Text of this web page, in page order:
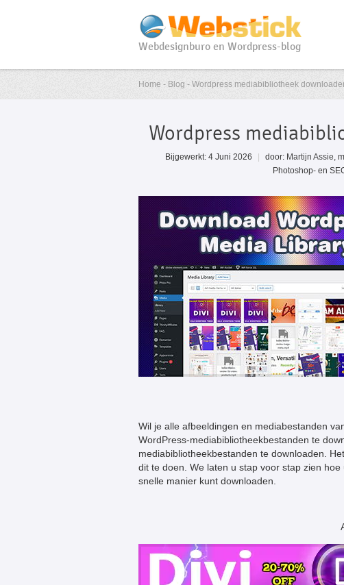
Webdesignburo en Wordpress-blog
Home - Blog - Wordpress mediabibliotheek
Wordpress
Bijgewerkt: 4 Juni 2026 | door: Martijn Assie ,
Photoshop- en
Wil je alle afbeeldingen en mediabestanden
WordPress-mediabibliotheekbestanden te
mediabibliotheekbestanden te downloaden.
dit te doen. We laten u stap voor stap zien
snelle manier kunt downloaden.